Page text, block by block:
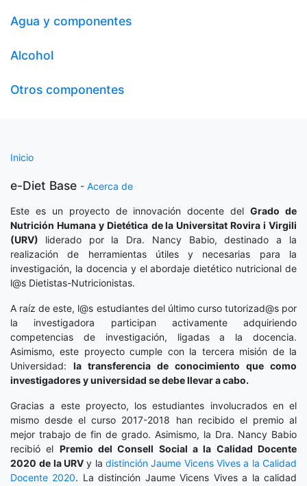
Agua y componentes
Alcohol
Otros componentes
Inicio
e-Diet Base - Acerca de
Este es un proyecto de innovación docente delGrado de
Nutrición Humana y Dietética de la Universitat Rovira i Virgili
(URV) liderado por la Dra. Nancy Babio, destinado a la
realización de herramientas útiles y necesarias para la
investigación, la docencia y el abordaje dietético nutricional de
l@s Dietistas-Nutricionistas.
A raíz de este, l@s estudiantes del último curso tutorizad@s por
la investigadora participan activamente adquiriendo
competencias de investigación, ligadas a la docencia.
Asimismo, este proyecto cumple con la tercera misión de la
Universidad: la transferencia de conocimiento que como
investigadores y universidad se debe llevar a cabo.
Gracias a este proyecto, los estudiantes involucrados en el
mismo desde el curso 2017-2018 han recibido el premio al
mejor trabajo de fin de grado. Asimismo, la Dra. Nancy Babio
recibió el Premio del Consell Social a la Calidad Docente
2020 de la URV y ladistinción Jaume Vicens Vives a la Calidad
Docente 2020. La distinción Jaume Vicens Vives a la calidad